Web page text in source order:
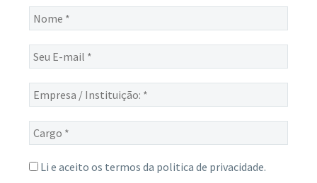
Nome
*
Seu
E-
mail
Empresa
/
Instituição:
Cargo
*
Li e aceito os termos da politica de privacidade.